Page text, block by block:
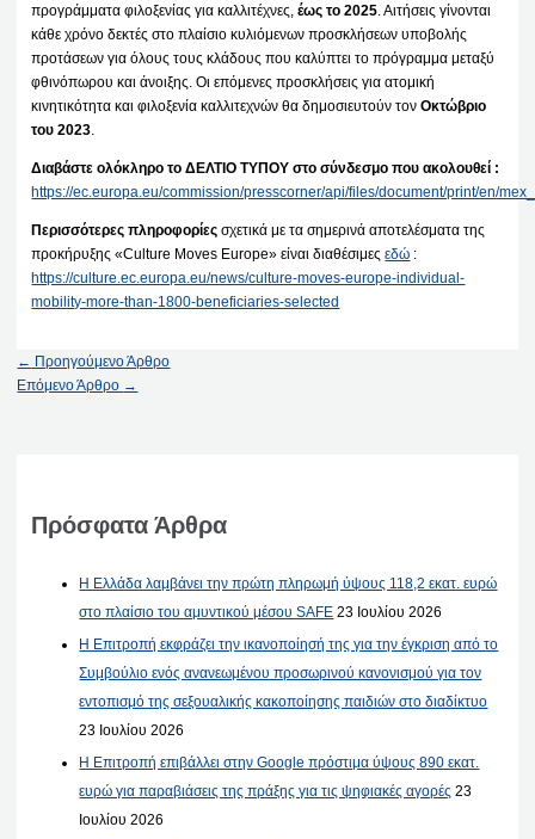
προγράμματα φιλοξενίας για καλλιτέχνες,έως το 2025. Αιτήσεις γίνονται
κάθε χρόνο δεκτές στο πλαίσιο κυλιόμενων προσκλήσεων υποβολής
προτάσεων για όλους τους κλάδους που καλύπτει το πρόγραμμα μεταξύ
φθινόπωρου και άνοιξης. Οι επόμενες προσκλήσεις για ατομική
κινητικότητα και φιλοξενία καλλιτεχνών θα δημοσιευτούν τονΟκτώβριο
του 2023.
Διαβάστε ολόκληρο το ΔΕΛΤΙΟ ΤΥΠΟΥ στο σύνδεσμο που ακολουθεί :
https://ec.europa.eu/commission/presscorner/api/files/document/print/en/
Περισσότερες πληροφορίες σχετικά με τα σημερινά αποτελέσματα της
προκήρυξης «Culture Moves Europe» είναι διαθέσιμεςεδώ :
https://culture.ec.europa.eu/news/culture-moves-europe-individual-
mobility-more-than-1800-beneficiaries-selected
← Προηγούμενο Άρθρο
Επόμενο Άρθρο →
Πρόσφατα Άρθρα
Η Ελλάδα λαμβάνει την πρώτη πληρωμή ύψους 118,2 εκατ. ευρώ
στο πλαίσιο του αμυντικού μέσου SAFE 23 Ιουλίου 2026
Η Επιτροπή εκφράζει την ικανοποίησή της για την έγκριση από το
Συμβούλιο ενός ανανεωμένου προσωρινού κανονισμού για τον
εντοπισμό της σεξουαλικής κακοποίησης παιδιών στο διαδίκτυο
23 Ιουλίου 2026
Η Επιτροπή επιβάλλει στην Google πρόστιμα ύψους 890 εκατ.
ευρώ για παραβιάσεις της πράξης για τις ψηφιακές αγορές 23
Ιουλίου 2026